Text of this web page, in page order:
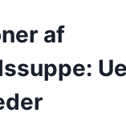
af